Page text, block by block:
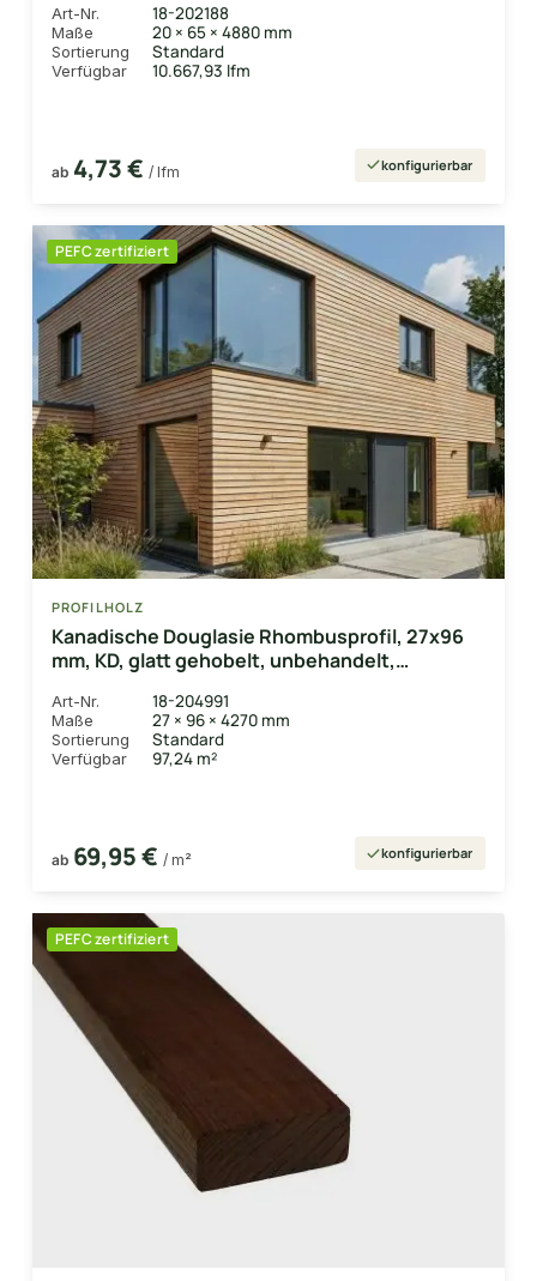
Art-Nr. 18-202188
Maße 20 × 65 × 4880 mm
Sortierung Standard
Verfügbar 10.667,93 lfm
ab 4,73 € / lfm konfigurierbar
PEFC zertifiziert
PROFILHOLZ
Kanadische Douglasie Rhombusprofil, 27x96
mm, KD, glatt gehobelt, unbehandelt,
Art-Nr. 18-204991
Maße 27 × 96 × 4270 mm
Sortierung Standard
Verfügbar 97,24 m²
ab 69,95 € / m² konfigurierbar
PEFC zertifiziert